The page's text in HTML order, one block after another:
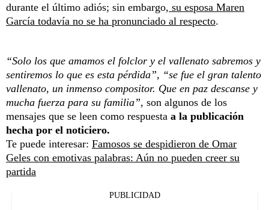
durante el último adiós; sin embargo, su esposa Maren
García todavía no se ha pronunciado al respecto.
“Solo los que amamos el folclor y el vallenato sabremos y
sentiremos lo que es esta pérdida”, “se fue el gran talento
vallenato, un inmenso compositor. Que en paz descanse y
mucha fuerza para su familia”, son algunos de los
mensajes que se leen como respuesta a la publicación
hecha por el noticiero.
Te puede interesar: Famosos se despidieron de Omar
Geles con emotivas palabras: Aún no pueden creer su
partida
PUBLICIDAD